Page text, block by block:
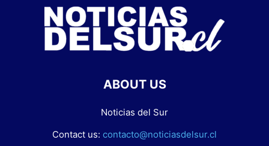
ABOUT US
Noticias del Sur
Contact us: contacto@noticiasdelsur.cl